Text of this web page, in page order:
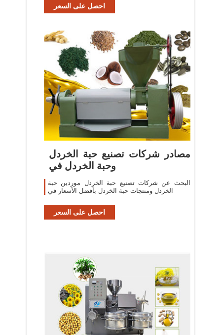
احصل على السعر
مصادر شركات تصنيع حبة الخردل
وحبة الخردل في
البحث عن شركات تصنيع حبة الخردل موردين حبة
الخردل ومنتجات حبة الخردل بأفضل الأسعار في
احصل على السعر